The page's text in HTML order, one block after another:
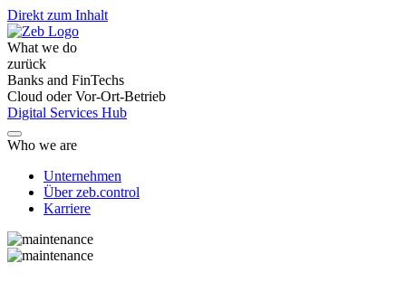
Direkt zum Inhalt
What we do
zurück
Banks and FinTechs
Cloud oder Vor-Ort-Betrieb
Digital Services Hub
Who we are
Unternehmen
Über zeb.control
Karriere